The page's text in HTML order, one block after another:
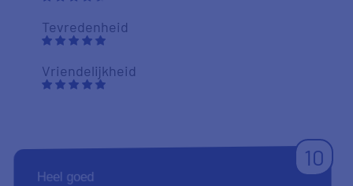
Tevredenheid
Vriendelijkheid
10
Heel goed